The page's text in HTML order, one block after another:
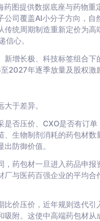
图提供数据底座与药物
司覆盖AI小分子方向，
统周期制造重新定价为
心。
增长极、科技标签组合
2027年逐季放量及股权激
于差异。
否压价、CXO是否有订
生物制剂消耗的药包材
防御价值。
药包材一旦进入药品申
与医药百强企业的平均
价压价，近年规则迭代
附。这使中高端药包材